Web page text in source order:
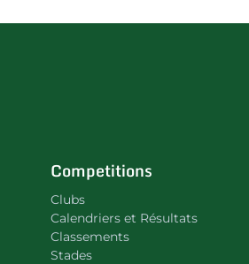
Competitions
Clubs
Calendriers et Résultats
Classements
Stades